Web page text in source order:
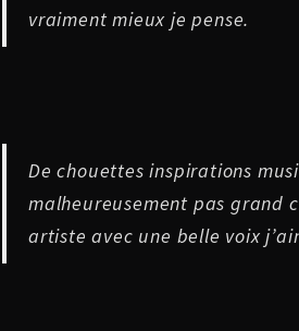
vraiment mieux je pense.
De chouettes inspirations
malheureusement pas grand
artiste avec une belle voix